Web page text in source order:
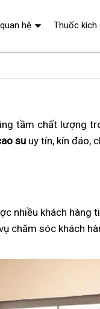
tầm chất lượng
suuy tín, kín đáo,
nhiều khách hàng
chăm sóc khách
hệ Thuốc kích